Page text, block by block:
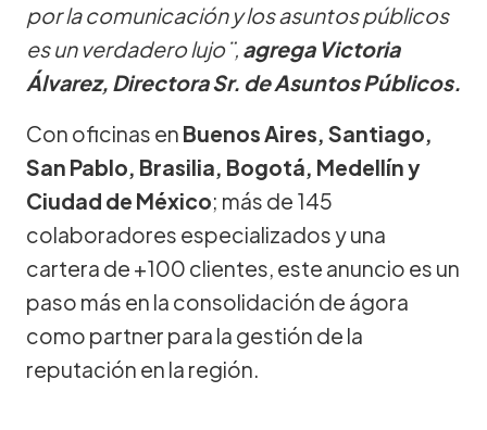
por la comunicación y los asuntos públicos
es un verdadero lujo¨, agrega Victoria
Álvarez, Directora Sr. de Asuntos Públicos.
Con oficinas en Buenos Aires, Santiago,
San Pablo, Brasilia, Bogotá, Medellín y
Ciudad de México; más de 145
colaboradores especializados y una
cartera de +100 clientes, este anuncio es un
paso más en la consolidación de ágora
como partner para la gestión de la
reputación en la región.